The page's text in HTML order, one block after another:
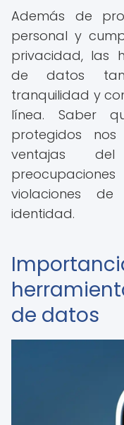
Además de
personal y
privacidad, las
de datos
tranquilidad y
línea. Saber
protegidos
ventajas
violaciones
identidad.
de datos